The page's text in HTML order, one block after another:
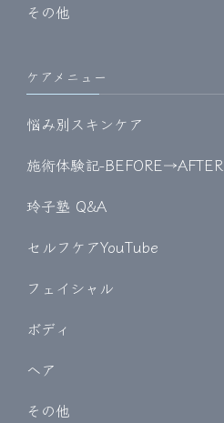
その他
ケアメニュー
悩み別スキンケア
施術体験記-BEFORE→AFTER
玲子塾 Q&A
セルフケアYouTube
フェイシャル
ボディ
ヘア
その他